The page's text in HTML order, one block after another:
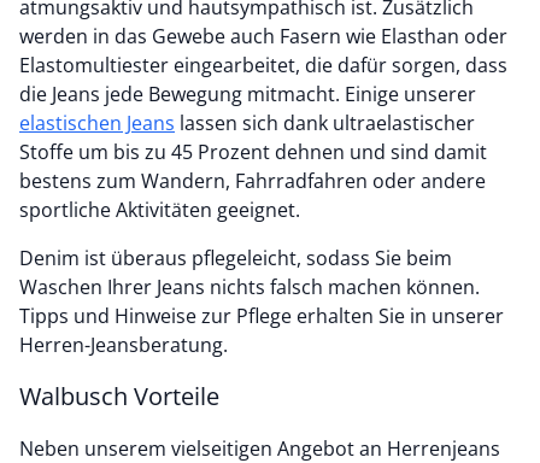
atmungsaktiv und hautsympathisch ist. Zusätzlich
werden in das Gewebe auch Fasern wie Elasthan oder
Elastomultiester eingearbeitet, die dafür sorgen, dass
die Jeans jede Bewegung mitmacht. Einige unserer
elastischen Jeans
Stoffe um bis zu 45 Prozent dehnen und sind damit
bestens zum Wandern, Fahrradfahren oder andere
sportliche Aktivitäten geeignet.
Denim ist überaus pflegeleicht, sodass Sie beim
Waschen Ihrer Jeans nichts falsch machen können.
Tipps und Hinweise zur Pflege erhalten Sie in unserer
Herren-Jeansberatung.
Walbusch Vorteile
Neben unserem vielseitigen Angebot an Herrenjeans